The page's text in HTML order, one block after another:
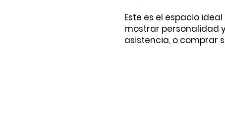
Este es el espacio
mostrar personalidad
asistencia, o comprar